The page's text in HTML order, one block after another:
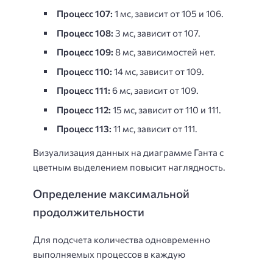
Процесс 107: 1 мс, зависит от 105 и 106.
Процесс 108: 3 мс, зависит от 107.
Процесс 109: 8 мс, зависимостей нет.
Процесс 110: 14 мс, зависит от 109.
Процесс 111: 6 мс, зависит от 109.
Процесс 112: 15 мс, зависит от 110 и 111.
Процесс 113: 11 мс, зависит от 111.
Визуализация данных на диаграмме Ганта с
цветным выделением повысит наглядность.
Определение максимальной
продолжительности
Для подсчета количества одновременно
выполняемых процессов в каждую